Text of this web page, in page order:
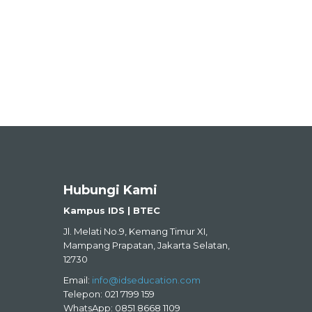
Hubungi Kami
Kampus IDS | BTEC
Jl. Melati No.9, Kemang Timur XI,
Mampang Prapatan, Jakarta Selatan,
12730
Email: info@idseducation.com
Telepon: 021 7199 159
WhatsApp: 0851 8668 1109